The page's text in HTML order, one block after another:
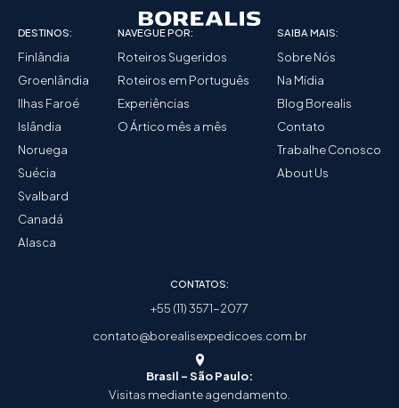
DESTINOS:
Finlândia
Groenlândia
Ilhas Faroé
Islândia
Noruega
Suécia
Svalbard
Canadá
Alasca
NAVEGUE POR:
Roteiros Sugeridos
Roteiros em Português
Experiências
O Ártico mês a mês
SAIBA MAIS:
Sobre Nós
Na Mídia
Blog Borealis
Contato
Trabalhe Conosco
About Us
CONTATOS:
+55 (11) 3571-2077
contato@borealisexpedicoes.com.br
Brasil - São Paulo:
Visitas mediante agendamento.